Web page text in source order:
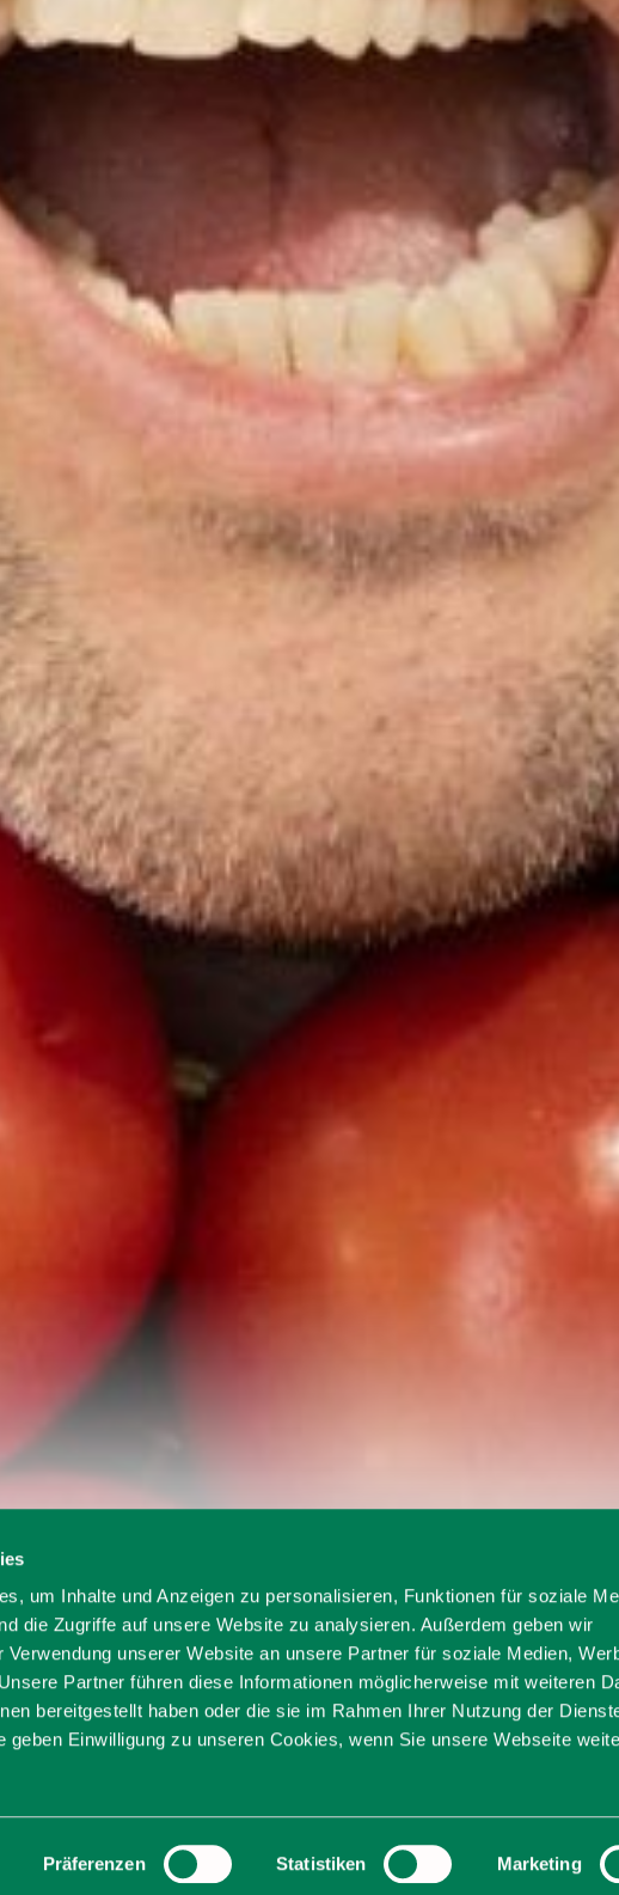
um Inhalte und Anzeigen zu personalisieren, Funktionen für soziale
die Zugriffe auf unsere Website zu analysieren. Außerdem geben wir
Verwendung unserer Website an unsere Partner für soziale Medien,
Partner führen diese Informationen möglicherweise mit weiteren
bereitgestellt haben oder die sie im Rahmen Ihrer Nutzung der
geben Einwilligung zu unseren Cookies, wenn Sie unsere Webseite
Präferenzen Statistiken Marketing
alias "Bumillo" - Meister Bumeder
Bumeder alias
Unterschied!